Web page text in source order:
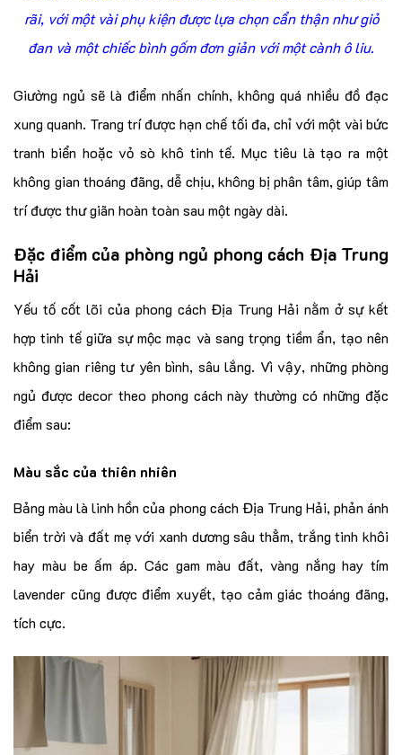
rãi, với một vài phụ kiện được lựa chọn cẩn thận như giỏ
đan và một chiếc bình gốm đơn giản với một cành ô liu.
Giường ngủ sẽ là điểm nhấn chính, không quá nhiều đồ đạc
xung quanh. Trang trí được hạn chế tối đa, chỉ với một vài bức
tranh biển hoặc vỏ sò khô tinh tế. Mục tiêu là tạo ra một
không gian thoáng đãng, dễ chịu, không bị phân tâm, giúp tâm
trí được thư giãn hoàn toàn sau một ngày dài.
Đặc điểm của phòng ngủ phong cách Địa Trung
Hải
Yếu tố cốt lõi của phong cách Địa Trung Hải nằm ở sự kết
hợp tinh tế giữa sự mộc mạc và sang trọng tiềm ẩn, tạo nên
không gian riêng tư yên bình, sâu lắng. Vì vậy, những phòng
ngủ được decor theo phong cách này thường có những đặc
điểm sau:
Màu sắc của thiên nhiên
Bảng màu là linh hồn của phong cách Địa Trung Hải, phản ánh
biển trời và đất mẹ với xanh dương sâu thẳm, trắng tinh khôi
hay màu be ấm áp. Các gam màu đất, vàng nắng hay tím
lavender cũng được điểm xuyết, tạo cảm giác thoáng đãng,
tích cực.